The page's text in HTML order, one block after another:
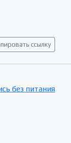
ссылку
без питания